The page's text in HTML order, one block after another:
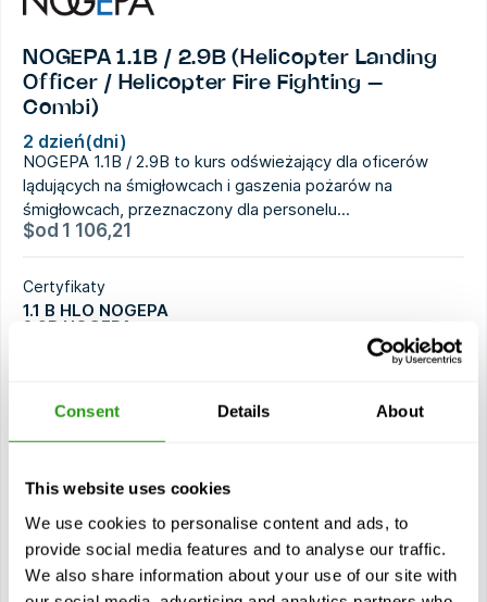
Consent Details About
This website uses cookies
We use cookies to personalise content and ads, to
provide social media features and to analyse our traffic.
We also share information about your use of our site with
NOGEPA 1.1B / 2.9B (Helicopter Landing
Officer / Helicopter Fire Fighting –
Combi)
2 dzień(dni)
NOGEPA 1.1B / 2.9B to kurs odświeżający dla oficerów
lądujących na śmigłowcach i gaszenia pożarów na
śmigłowcach, przeznaczony dla personelu...
$od 1 106,21
Certyfikaty
1.1 B HLO NOGEPA
2.9B NOGEPA
Moduły
Rozpoznawanie niebezpieczeństw związanych z
operacjami śmigłowca i umiejętność odpowiedniego
działania.
Nadzorowanie i monitorowanie przygotowania pokładu